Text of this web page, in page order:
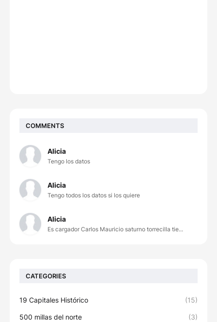
COMMENTS
Alicia
Tengo los datos
Alicia
Tengo todos los datos si los quiere
Alicia
Es cargador Carlos Mauricio saturno torrecilla tie...
CATEGORIES
19 Capitales Histórico (15)
500 millas del norte (3)